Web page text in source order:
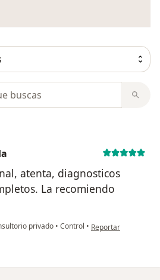
atenta, diagnosticos
La recomiendo
privado • Control • en opinión del
Reportar